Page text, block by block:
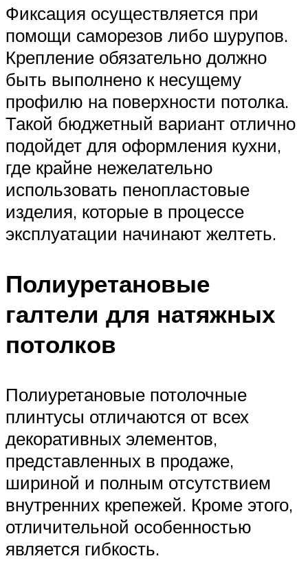
Фиксация осуществляется при
помощи саморезов либо шурупов.
Крепление обязательно должно
быть выполнено к несущему
профилю на поверхности потолка.
Такой бюджетный вариант отлично
подойдет для оформления кухни,
где крайне нежелательно
использовать пенопластовые
изделия, которые в процессе
эксплуатации начинают желтеть.
Полиуретановые
галтели для натяжных
потолков
Полиуретановые потолочные
плинтусы отличаются от всех
декоративных элементов,
представленных в продаже,
шириной и полным отсутствием
внутренних крепежей. Кроме этого,
отличительной особенностью
является гибкость.